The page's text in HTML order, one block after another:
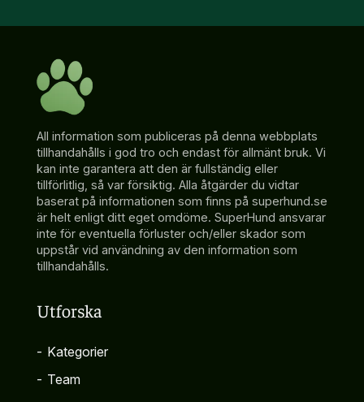
All information som publiceras på denna webbplats
tillhandahålls i god tro och endast för allmänt bruk. Vi
kan inte garantera att den är fullständig eller
tillförlitlig, så var försiktig. Alla åtgärder du vidtar
baserat på informationen som finns på superhund.se
är helt enligt ditt eget omdöme. SuperHund ansvarar
inte för eventuella förluster och/eller skador som
uppstår vid användning av den information som
tillhandahålls.
Utforska
- Kategorier
- Team